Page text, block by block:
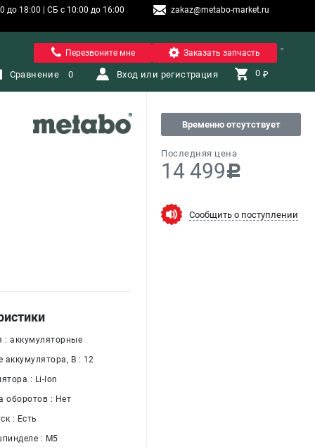
до 18:00 | СБ с 10:00 до 16:00
zakaz@metabo-market.ru
Санкт-Петербург
Перезвоните мне Заказать запчасть
Сравнение 0 Вход или регистрация 0 ₽
Временно отсутствует
Последняя цена
14 499c
Сообщить о поступлении
: аккумуляторные
аккумулятора, В : 12
: Li-Ion
оборотов : Нет
: Есть
: M5